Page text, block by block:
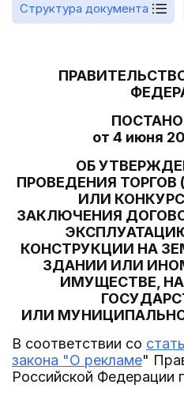
Структура документа
от 4 июня
ОБ
ПРОВЕДЕНИЯ
ИЛИ
ЗАКЛЮЧЕНИЯ
КОНСТРУКЦИИ НА
ЗДАНИИ ИЛИ
ИМУЩЕСТВЕ,
ИЛИ
В соответствии со
закона "О рекламе"
Российской Федерации